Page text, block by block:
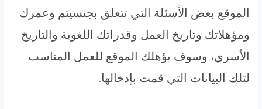
الموقع بعض الأسئلة التي تتعلق بجنسيتم وعمرك
ومؤهلاتك وتاريخ العمل وقدراتك اللغوية والتاريخ
الأسري، وسوف يؤهلك الموقع للعمل المناسب
لتلك البيانات التي قمت بإدخالها.